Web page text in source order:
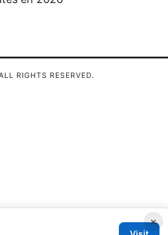
×
RIGHTS RESERVED.